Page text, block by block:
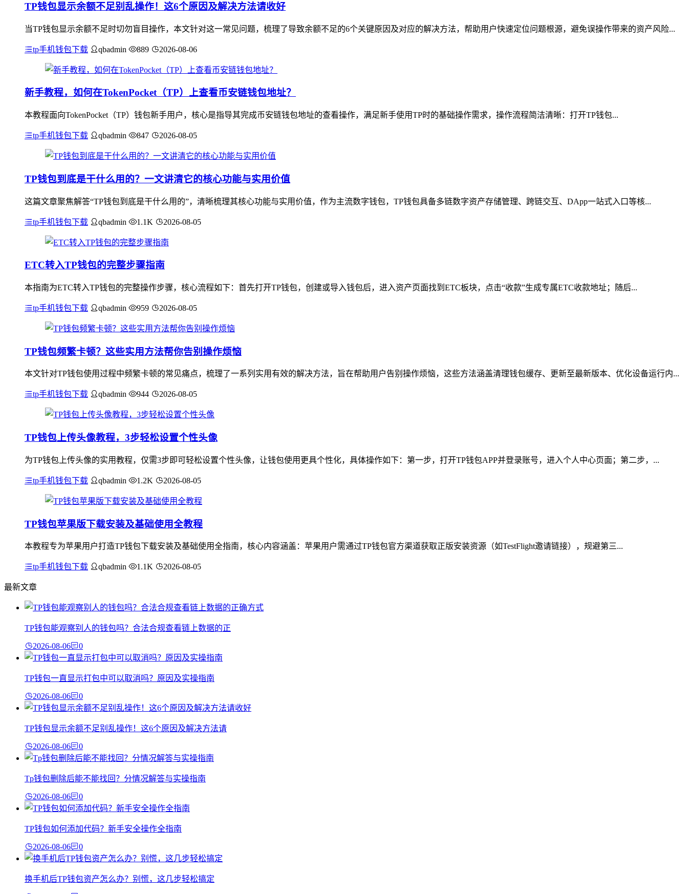
TP钱包显示余额不足别乱操作！这6个原因及解决方法请收好
当TP钱包显示余额不足时切勿盲目操作，本文针对这一常见问题，梳理了导致余额不足的6个关键原因及对应的解决方法，帮助用户快速定位问题根源，避免误操作带来的资产风险...
tp手机钱包下载 qbadmin 889 2026-08-06
新手教程，如何在TokenPocket（TP）上查看币安链钱包地址？
本教程面向TokenPocket（TP）钱包新手用户，核心是指导其完成币安链钱包地址的查看操作，满足新手使用TP时的基础操作需求，操作流程简洁清晰：打开TP钱包...
tp手机钱包下载 qbadmin 847 2026-08-05
TP钱包到底是干什么用的？一文讲清它的核心功能与实用价值
这篇文章聚焦解答“TP钱包到底是干什么用的”，清晰梳理其核心功能与实用价值，作为主流数字钱包，TP钱包具备多链数字资产存储管理、跨链交互、DApp一站式入口等核...
tp手机钱包下载 qbadmin 1.1K 2026-08-05
ETC转入TP钱包的完整步骤指南
本指南为ETC转入TP钱包的完整操作步骤，核心流程如下：首先打开TP钱包，创建或导入钱包后，进入资产页面找到ETC板块，点击“收款”生成专属ETC收款地址；随后...
tp手机钱包下载 qbadmin 959 2026-08-05
TP钱包频繁卡顿？这些实用方法帮你告别操作烦恼
本文针对TP钱包使用过程中频繁卡顿的常见痛点，梳理了一系列实用有效的解决方法，旨在帮助用户告别操作烦恼，这些方法涵盖清理钱包缓存、更新至最新版本、优化设备运行内...
tp手机钱包下载 qbadmin 944 2026-08-05
TP钱包上传头像教程，3步轻松设置个性头像
为TP钱包上传头像的实用教程，仅需3步即可轻松设置个性头像，让钱包使用更具个性化，具体操作如下：第一步，打开TP钱包APP并登录账号，进入个人中心页面；第二步，...
tp手机钱包下载 qbadmin 1.2K 2026-08-05
TP钱包苹果版下载安装及基础使用全教程
本教程专为苹果用户打造TP钱包下载安装及基础使用全指南，核心内容涵盖：苹果用户需通过TP钱包官方渠道获取正版安装资源（如TestFlight邀请链接），规避第三...
tp手机钱包下载 qbadmin 1.1K 2026-08-05
最新文章
TP钱包能观察别人的钱包吗？合法合规查看链上数据的正
2026-08-06 0
TP钱包一直显示打包中可以取消吗？原因及实操指南
2026-08-06 0
TP钱包显示余额不足别乱操作！这6个原因及解决方法请
2026-08-06 0
Tp钱包删除后能不能找回？分情况解答与实操指南
2026-08-06 0
TP钱包如何添加代码？新手安全操作全指南
2026-08-06 0
换手机后TP钱包资产怎么办？别慌，这几步轻松搞定